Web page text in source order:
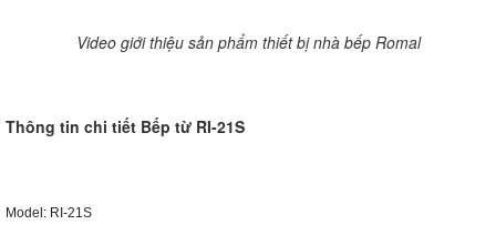
Video giới thiệu sản phẩm thiết bị nhà bếp Romal
Thông tin chi tiết Bếp từ RI-21S
Model: RI-21S